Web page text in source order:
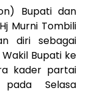
Bupati dan
Murni Tombili
diri sebagai
Bupati ke
kader partai
pada Selasa